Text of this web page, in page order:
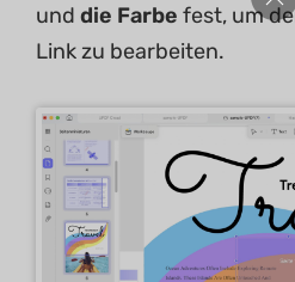
und die Farbe fest, um
Link zu bearbeiten.